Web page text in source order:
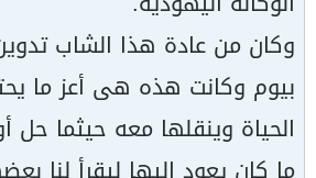
وكان من عادة هذا الشاب
بيوم وكانت هذه هى أعز ما
الحياة وينقلها معه حيثما حل